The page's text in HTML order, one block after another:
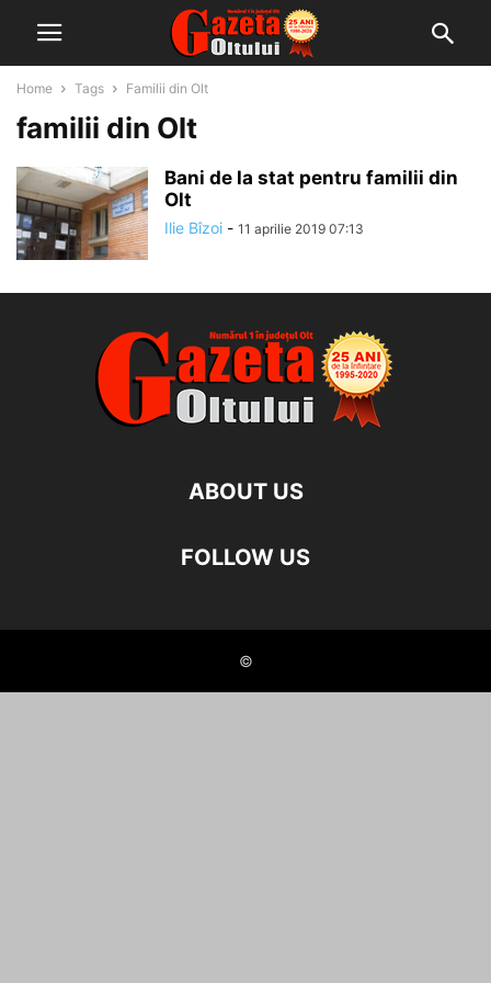
Home Tags Familii din Olt
familii din Olt
Bani de la stat pentru familii din
Olt
Ilie Bîzoi - 11 aprilie 2019 07:13
ABOUT US
FOLLOW US
©